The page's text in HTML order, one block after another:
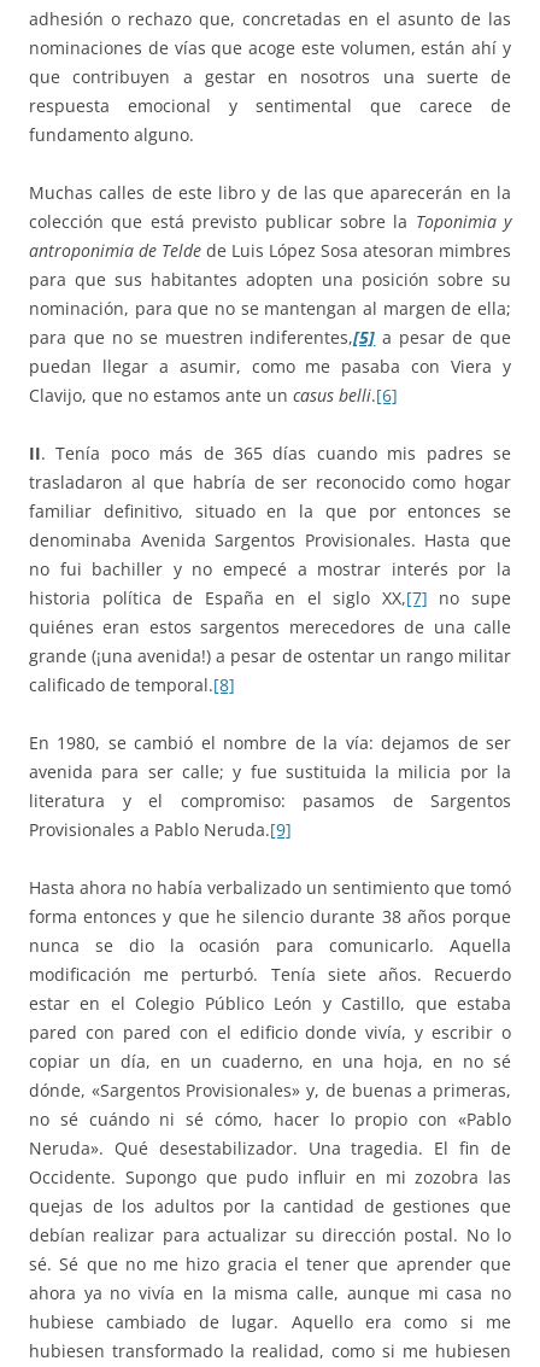
adhesión o rechazo que, concretadas en el asunto de las
nominaciones de vías que acoge este volumen, están ahí y
que contribuyen a gestar en nosotros una suerte de
respuesta emocional y sentimental que carece de
fundamento alguno.
Muchas calles de este libro y de las que aparecerán en la
colección que está previsto publicar sobre la Toponimia y
antroponimia de Telde de Luis López Sosa atesoran mimbres
para que sus habitantes adopten una posición sobre su
nominación, para que no se mantengan al margen de ella;
para que no se muestren indiferentes,[5] a pesar de que
puedan llegar a asumir, como me pasaba con Viera y
Clavijo, que no estamos ante un casus belli.[6]
II. Tenía poco más de 365 días cuando mis padres se
trasladaron al que habría de ser reconocido como hogar
familiar definitivo, situado en la que por entonces se
denominaba Avenida Sargentos Provisionales. Hasta que
no fui bachiller y no empecé a mostrar interés por la
historia política de España en el siglo XX,[7] no supe
quiénes eran estos sargentos merecedores de una calle
grande (¡una avenida!) a pesar de ostentar un rango militar
calificado de temporal.[8]
En 1980, se cambió el nombre de la vía: dejamos de ser
avenida para ser calle; y fue sustituida la milicia por la
literatura y el compromiso: pasamos de Sargentos
Provisionales a Pablo Neruda.[9]
Hasta ahora no había verbalizado un sentimiento que tomó
forma entonces y que he silencio durante 38 años porque
nunca se dio la ocasión para comunicarlo. Aquella
modificación me perturbó. Tenía siete años. Recuerdo
estar en el Colegio Público León y Castillo, que estaba
pared con pared con el edificio donde vivía, y escribir o
copiar un día, en un cuaderno, en una hoja, en no sé
dónde, «Sargentos Provisionales» y, de buenas a primeras,
no sé cuándo ni sé cómo, hacer lo propio con «Pablo
Neruda». Qué desestabilizador. Una tragedia. El fin de
Occidente. Supongo que pudo influir en mi zozobra las
quejas de los adultos por la cantidad de gestiones que
debían realizar para actualizar su dirección postal. No lo
sé. Sé que no me hizo gracia el tener que aprender que
ahora ya no vivía en la misma calle, aunque mi casa no
hubiese cambiado de lugar. Aquello era como si me
hubiesen transformado la realidad, como si me hubiesen